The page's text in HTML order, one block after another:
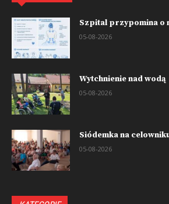
Szpital przypomina o
05-08-2026
Wytchnienie nad wodą
05-08-2026
Siódemka na
05-08-2026